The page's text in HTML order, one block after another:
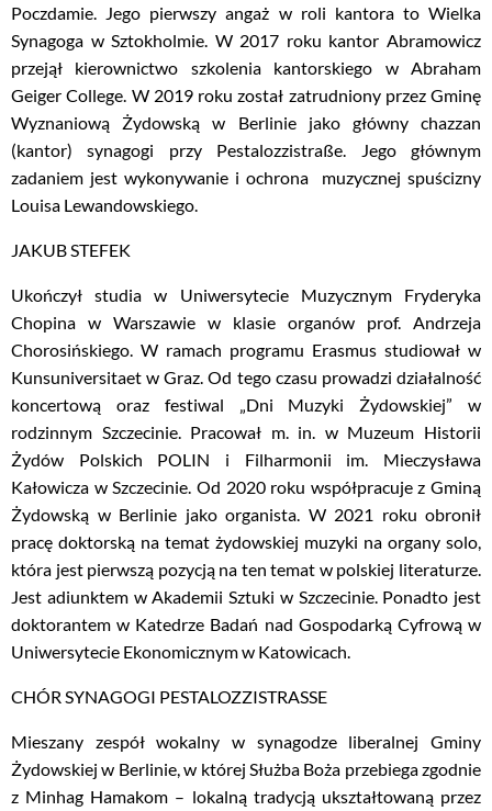
Poczdamie. Jego pierwszy angaż w roli kantora to Wielka
Synagoga w Sztokholmie. W 2017 roku kantor Abramowicz
przejął kierownictwo szkolenia kantorskiego w Abraham
Geiger College. W 2019 roku został zatrudniony przez Gminę
Wyznaniową Żydowską w Berlinie jako główny chazzan
(kantor) synagogi przy Pestalozzistraße. Jego głównym
zadaniem jest wykonywanie i ochrona muzycznej spuścizny
Louisa Lewandowskiego.
JAKUB STEFEK
Ukończył studia w Uniwersytecie Muzycznym Fryderyka
Chopina w Warszawie w klasie organów prof. Andrzeja
Chorosińskiego. W ramach programu Erasmus studiował w
Kunsuniversitaet w Graz. Od tego czasu prowadzi działalność
koncertową oraz festiwal „Dni Muzyki Żydowskiej” w
rodzinnym Szczecinie. Pracował m. in. w Muzeum Historii
Żydów Polskich POLIN i Filharmonii im. Mieczysława
Kałowicza w Szczecinie. Od 2020 roku współpracuje z Gminą
Żydowską w Berlinie jako organista. W 2021 roku obronił
pracę doktorską na temat żydowskiej muzyki na organy solo,
która jest pierwszą pozycją na ten temat w polskiej literaturze.
Jest adiunktem w Akademii Sztuki w Szczecinie. Ponadto jest
doktorantem w Katedrze Badań nad Gospodarką Cyfrową w
Uniwersytecie Ekonomicznym w Katowicach.
CHÓR SYNAGOGI PESTALOZZISTRASSE
Mieszany zespół wokalny w synagodze liberalnej Gminy
Żydowskiej w Berlinie, w której Służba Boża przebiega zgodnie
z Minhag Hamakom – lokalną tradycją ukształtowaną przez